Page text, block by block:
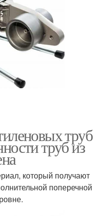
труб
труб из
который получают
поперечной